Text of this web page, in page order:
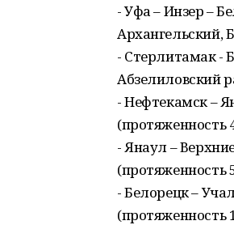
- Уфа – Инзер –
Архангельский,
- Стерлитамак -
Абзелиловский
- Нефтекамск –
(протяженность
- Янаул –
(протяженность
- Белорецк –
(протяженность